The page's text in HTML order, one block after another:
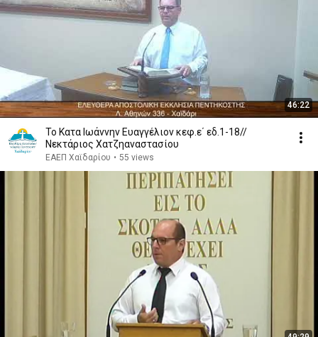
46:22
Το Κατα Ιωάννην Ευαγγέλιον κεφ.ε΄ εδ.1-18//
Νεκτάριος Χατζηαναστασίου
ΕΑΕΠ Χαϊδαρίου • 55 views